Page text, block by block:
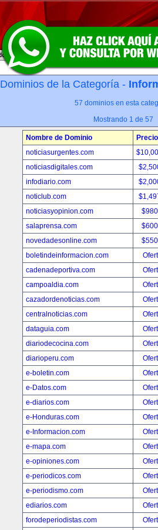
Dominios de la Categoría -
57 dominios en esta
Mostrando 1 de 57
Nombre de Dominio
Precio
noticiasurgentes.com
noticiasdigitales.com
infodiario.com
noticlub.com
noticiasyopinion.com
salaprensa.com
novedadesonline.com
boletindeinformacion.com
cadenadeportiva.com
campoaldia.com
cazadordenoticias.com
centralnoticias.com
dataguia.com
diariodecocina.com
diarioperu.com
e-boletin.com
e-Datos.com
e-diarios.com
e-Honduras.com
e-Informacion.com
e-mapa.com
e-opiniones.com
e-periodicos.com
e-periodismo.com
ediarios.com
forodeperiodistas.com